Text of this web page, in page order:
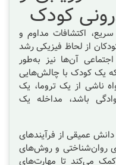
کودک
اکتشافات مداوم و
از لحاظ فیزیکی رشد
آن‌ها نیز به‌طور
یک کودک با چالش‌هایی
ناشی از یک تروما، یک
باشد، مداخله یک
عمیقی از فرآیندهای
روان‌شناختی و روش‌های
کمک می‌کند تا مهارت‌های